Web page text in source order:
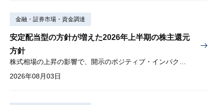
金融・証券市場・資金調達
安定配当型の方針が増えた2026年上半期の株主還元
方針
株式相場の上昇の影響で、開示のポジティブ・インパクトは低下
2026年08月03日